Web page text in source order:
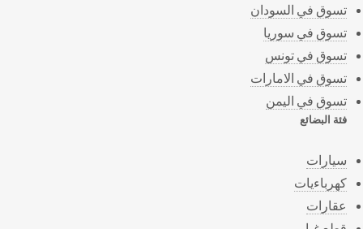
تسوق في السودان
تسوق في سوريا
تسوق في تونس
تسوق في الامارات
تسوق في اليمن
فئة البضائع
سيارات
كهرباءيات
عقارات